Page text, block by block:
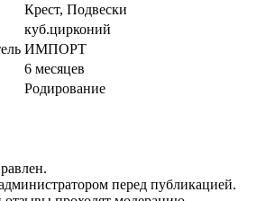
Крест, Подвески
куб.цирконий
ИМПОРТ
6 месяцев
Родирование
перед публикацией.